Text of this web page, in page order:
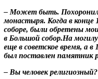
– Может быть.
монастыря. Когда в конце
соборе, были обретены
в Большой собор.На
еще в советское время, а в
был поставлен памятник
– Вы человек религиозный?